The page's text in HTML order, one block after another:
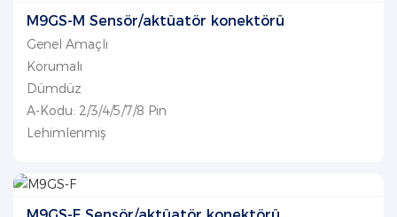
M9GS-M Sensör/aktüatör konektörü
Genel Amaçlı
Korumalı
Dümdüz
A-Kodu: 2/3/4/5/7/8 Pin
Lehimlenmiş